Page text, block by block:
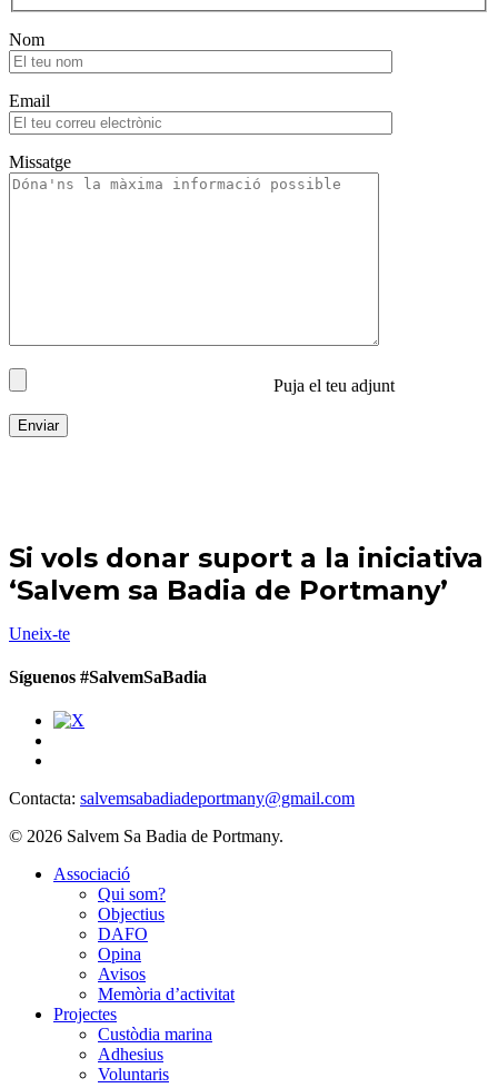
Nom
Email
Missatge
Puja el teu adjunt
Enviar
Si vols donar suport a la iniciativa
‘Salvem sa Badia de Portmany’
Uneix-te
Síguenos #SalvemSaBadia
Contacta: salvemsabadiadeportmany@gmail.com
© 2026 Salvem Sa Badia de Portmany.
Close
Associació
Qui som?
Objectius
DAFO
Opina
Avisos
Memòria d’activitat
Projectes
Custòdia marina
Adhesius
Voluntaris